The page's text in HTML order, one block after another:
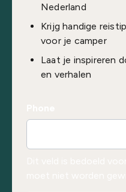
Nederland
Krijg handige
voor je camper
Laat je inspireren
en verhalen